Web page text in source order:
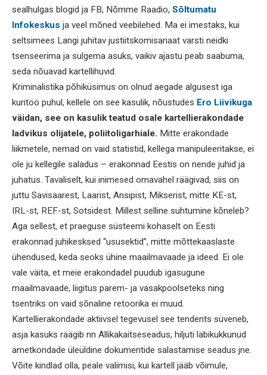
sealhulgas blogid ja FB, Nõmme Raadio, Sõltumatu
Infokeskus ja veel mõned veebilehed. Ma ei imestaks, kui
seltsimees Langi juhitav justiitskomisariaat varsti neidki
tsenseerima ja sulgema asuks, vaikiv ajastu peab saabuma,
seda nõuavad kartellihuvid.
Kriminalistika põhiküsimus on olnud aegade algusest iga
kuritöö puhul, kellele on see kasulik, nõustudes Ero Liivikuga
väidan, see on kasulik teatud osale kartellierakondade
ladvikus olijatele, poliitoligarhiale. Mitte erakondade
liikmetele, nemad on vaid statistid, kellega manipuleeritakse, ei
ole ju kellegile saladus – erakonnad Eestis on nende juhid ja
juhatus. Tavaliselt, kui inimesed omavahel räägivad, siis on
juttu Savisaarest, Laarist, Ansipist, Mikserist, mitte KE-st,
IRL-st, REF-st, Sotsidest. Millest selline suhtumine kõneleb?
Aga sellest, et praeguse süsteemi kohaselt on Eesti
erakonnad juhikesksed “ususektid”, mitte mõttekaaslaste
ühendused, keda seoks ühine maailmavaade ja ideed. Ei ole
vale väita, et meie erakondadel puudub igasugune
maailmavaade, liigitus parem- ja vasakpoolseteks ning
tsentriks on vaid sõnaline retoorika ei muud.
Kartellierakondade aktiivsel tegevusel see tendents süveneb,
asja kasuks räägib nn Allikakaitseseadus, hiljuti läbikukkunud
ametkondade üleüldine dokumentide salastamise seadus jne.
Võite kindlad olla, peale valimisi, kui kartell jääb võimule,